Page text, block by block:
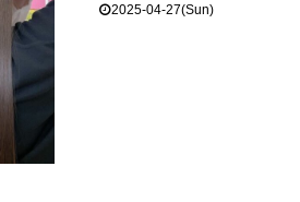
2025-04-27(Sun)